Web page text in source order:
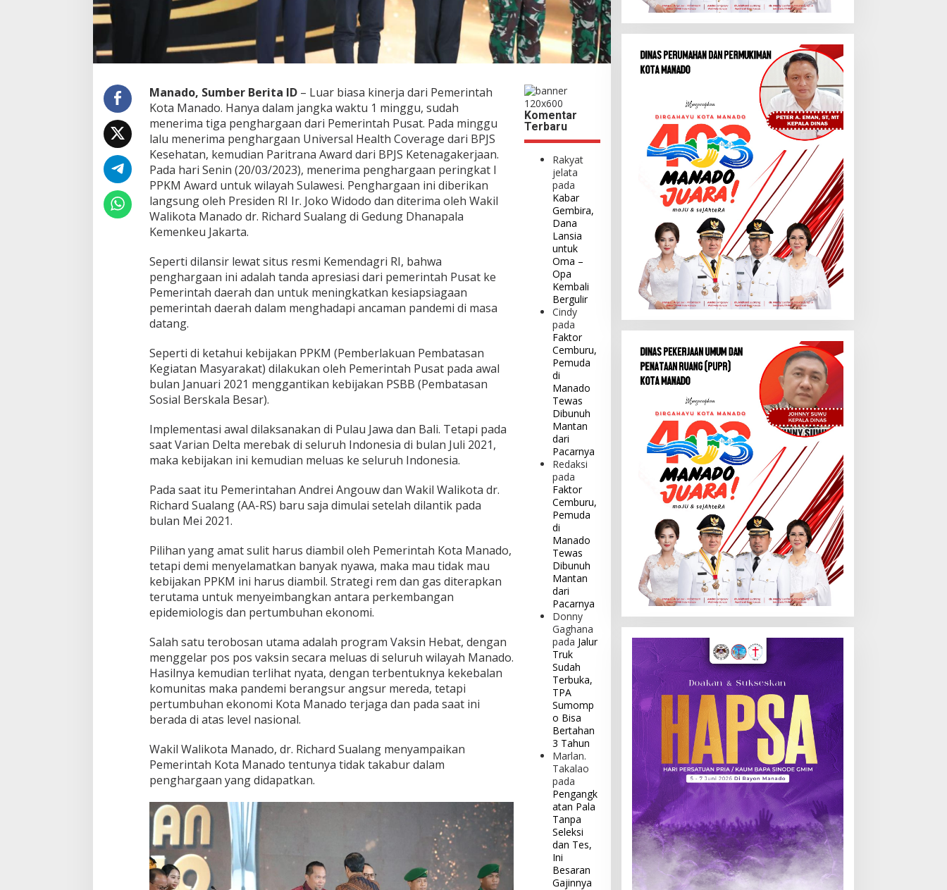
a
4
P
n
g
h
a
r
g
a
a
n
Manado, Sumber Berita ID– Luar biasa kinerja dari Pemerintah
Kota Manado. Hanya dalam jangka waktu 1 minggu, sudah
menerima tiga penghargaan dari Pemerintah Pusat. Pada minggu
lalu menerima penghargaan Universal Health Coverage dari BPJS
Kesehatan, kemudian Paritrana Award dari BPJS Ketenagakerjaan.
Pada hari Senin (20/03/2023), menerima penghargaan peringkat I
PPKM Award untuk wilayah Sulawesi. Penghargaan ini diberikan
langsung oleh Presiden RI Ir. Joko Widodo dan diterima oleh Wakil
Walikota Manado dr. Richard Sualang di Gedung Dhanapala
Kemenkeu Jakarta.
Seperti dilansir lewat situs resmi Kemendagri RI, bahwa
penghargaan ini adalah tanda apresiasi dari pemerintah Pusat ke
Pemerintah daerah dan untuk meningkatkan kesiapsiagaan
pemerintah daerah dalam menghadapi ancaman pandemi di masa
datang.
Seperti di ketahui kebijakan PPKM (Pemberlakuan Pembatasan
Kegiatan Masyarakat) dilakukan oleh Pemerintah Pusat pada awal
bulan Januari 2021 menggantikan kebijakan PSBB (Pembatasan
Sosial Berskala Besar).
Implementasi awal dilaksanakan di Pulau Jawa dan Bali. Tetapi pada
saat Varian Delta merebak di seluruh Indonesia di bulan Juli 2021,
maka kebijakan ini kemudian meluas ke seluruh Indonesia.
Pada saat itu Pemerintahan Andrei Angouw dan Wakil Walikota dr.
Richard Sualang (AA-RS) baru saja dimulai setelah dilantik pada
bulan Mei 2021.
Pilihan yang amat sulit harus diambil oleh Pemerintah Kota Manado,
tetapi demi menyelamatkan banyak nyawa, maka mau tidak mau
kebijakan PPKM ini harus diambil. Strategi rem dan gas diterapkan
terutama untuk menyeimbangkan antara perkembangan
epidemiologis dan pertumbuhan ekonomi.
Salah satu terobosan utama adalah program Vaksin Hebat, dengan
menggelar pos pos vaksin secara meluas di seluruh wilayah Manado.
Hasilnya kemudian terlihat nyata, dengan terbentuknya kekebalan
komunitas maka pandemi berangsur angsur mereda, tetapi
pertumbuhan ekonomi Kota Manado terjaga dan pada saat ini
berada di atas level nasional.
Wakil Walikota Manado, dr. Richard Sualang menyampaikan
Pemerintah Kota Manado tentunya tidak takabur dalam
penghargaan yang didapatkan.
Komentar
Terbaru
Rakyat
jelata
pada
Kabar
Gembira,
Dana
Lansia
untuk
Oma –
Opa
Kembali
Bergulir
Cindy
pada
Faktor
Cemburu,
Pemuda
di
Manado
Tewas
Dibunuh
Mantan
dari
Pacarnya
Redaksi
pada
Faktor
Cemburu,
Pemuda
di
Manado
Tewas
Dibunuh
Mantan
dari
Pacarnya
Donny
Gaghana
pada Jalur
Truk
Sudah
Terbuka,
TPA
Sumomp
o Bisa
Bertahan
3 Tahun
Marlan.
Takalao
pada
Pengangk
atan Pala
Tanpa
Seleksi
dan Tes,
Ini
Besaran
Gajinnya